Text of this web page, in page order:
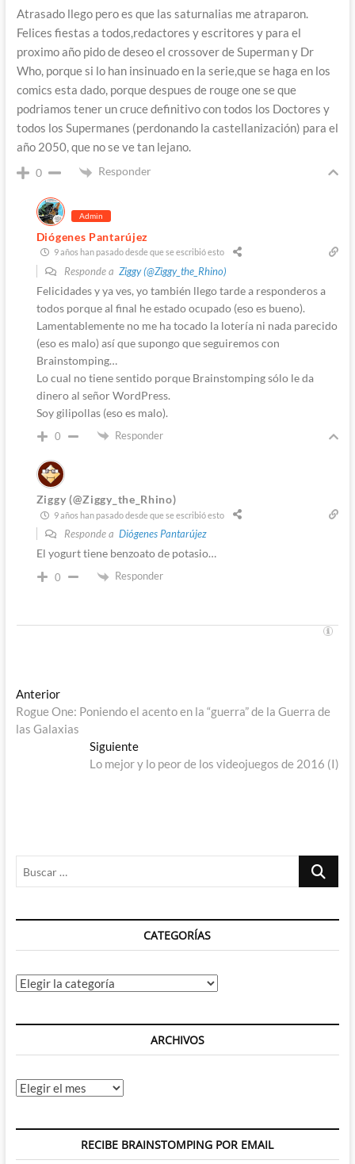
Atrasado llego pero es que las saturnalias me atraparon.
Felices fiestas a todos,redactores y escritores y para el
proximo año pido de deseo el crossover de Superman y Dr
Who, porque si lo han insinuado en la serie,que se haga en los
comics esta dado, porque despues de rouge one se que
podriamos tener un cruce definitivo con todos los Doctores y
todos los Supermanes (perdonando la castellanización) para el
año 2050, que no se ve tan lejano.
0 Responder
Admin
Diógenes Pantarújez
9 años han pasado desde que se escribió esto
Responde a Ziggy (@Ziggy_the_Rhino)
Felicidades y ya ves, yo también llego tarde a responderos a
todos porque al final he estado ocupado (eso es bueno).
Lamentablemente no me ha tocado la lotería ni nada parecido
(eso es malo) así que supongo que seguiremos con
Brainstomping…
Lo cual no tiene sentido porque Brainstomping sólo le da
dinero al señor WordPress.
Soy gilipollas (eso es malo).
0 Responder
Ziggy (@Ziggy_the_Rhino)
9 años han pasado desde que se escribió esto
Responde a Diógenes Pantarújez
El yogurt tiene benzoato de potasio…
0 Responder
Navegación
de
entradas
AnteriorEntrada
anterior:
Rogue One: Poniendo el acento en la “guerra” de la Guerra de
las Galaxias
SiguienteEntrada
siguiente:
Lo mejor y lo peor de los videojuegos de 2016 (I)
Buscar
CATEGORÍAS
Categorías
ARCHIVOS
Archivos
RECIBE BRAINSTOMPING POR EMAIL